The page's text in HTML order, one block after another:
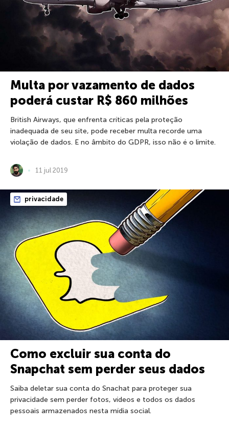
Multa por vazamento de dados
poderá custar R$ 860 milhões
British Airways, que enfrenta críticas pela proteção
inadequada de seu site, pode receber multa recorde uma
violação de dados. E no âmbito do GDPR, isso não é o limite.
11 jul 2019
privacidade
Como excluir sua conta do
Snapchat sem perder seus dados
Saiba deletar sua conta do Snachat para proteger sua
privacidade sem perder fotos, vídeos e todos os dados
pessoais armazenados nesta mídia social.